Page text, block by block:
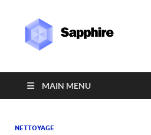
MAIN MENU
NETTOYAGE